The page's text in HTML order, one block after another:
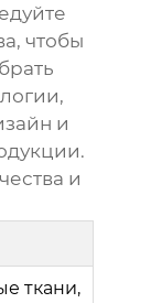
чтобы
и
и
ткани,